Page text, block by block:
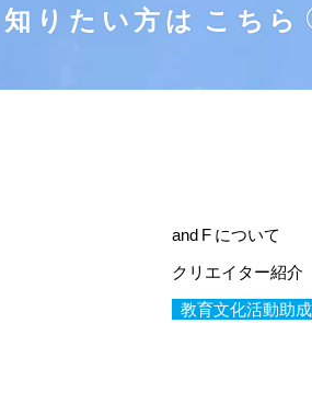
知りたい方は こちら
and F について
クリエイター紹介
教育文化活動助